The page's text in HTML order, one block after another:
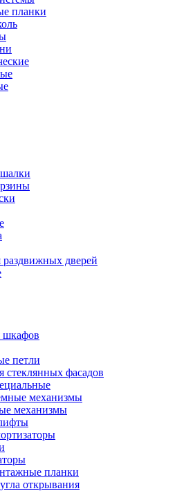
планки
дверей
шкафов
петли
стеклянных фасадов
механизмы
механизмы
планки
открывания